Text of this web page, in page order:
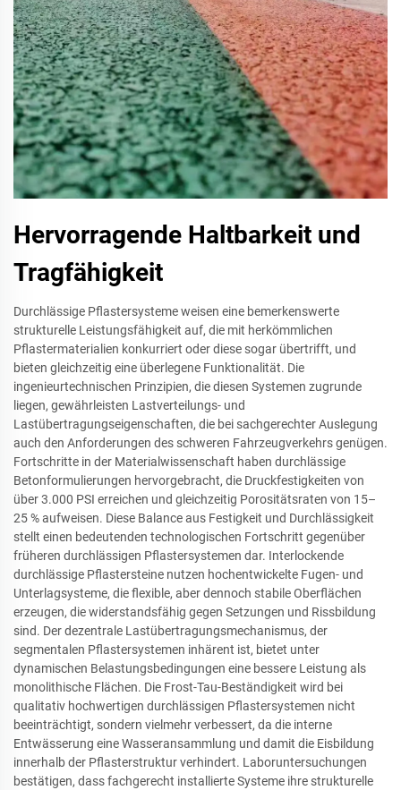
Hervorragende Haltbarkeit und
Tragfähigkeit
Durchlässige Pflastersysteme weisen eine bemerkenswerte
strukturelle Leistungsfähigkeit auf, die mit herkömmlichen
Pflastermaterialien konkurriert oder diese sogar übertrifft, und
bieten gleichzeitig eine überlegene Funktionalität. Die
ingenieurtechnischen Prinzipien, die diesen Systemen zugrunde
liegen, gewährleisten Lastverteilungs- und
Lastübertragungseigenschaften, die bei sachgerechter Auslegung
auch den Anforderungen des schweren Fahrzeugverkehrs genügen.
Fortschritte in der Materialwissenschaft haben durchlässige
Betonformulierungen hervorgebracht, die Druckfestigkeiten von
über 3.000 PSI erreichen und gleichzeitig Porositätsraten von 15–
25 % aufweisen. Diese Balance aus Festigkeit und Durchlässigkeit
stellt einen bedeutenden technologischen Fortschritt gegenüber
früheren durchlässigen Pflastersystemen dar. Interlockende
durchlässige Pflastersteine nutzen hochentwickelte Fugen- und
Unterlagsysteme, die flexible, aber dennoch stabile Oberflächen
erzeugen, die widerstandsfähig gegen Setzungen und Rissbildung
sind. Der dezentrale Lastübertragungsmechanismus, der
segmentalen Pflastersystemen inhärent ist, bietet unter
dynamischen Belastungsbedingungen eine bessere Leistung als
monolithische Flächen. Die Frost-Tau-Beständigkeit wird bei
qualitativ hochwertigen durchlässigen Pflastersystemen nicht
beeinträchtigt, sondern vielmehr verbessert, da die interne
Entwässerung eine Wasseransammlung und damit die Eisbildung
innerhalb der Pflasterstruktur verhindert. Laboruntersuchungen
bestätigen, dass fachgerecht installierte Systeme ihre strukturelle